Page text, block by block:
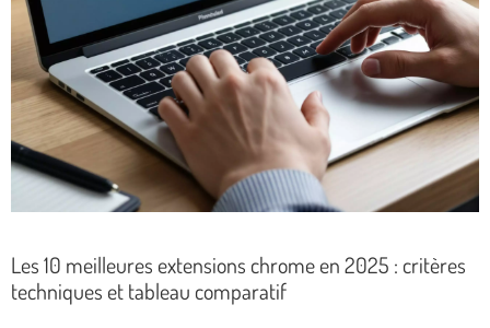
Les 10 meilleures extensions chrome en 2025 : critères
techniques et tableau comparatif